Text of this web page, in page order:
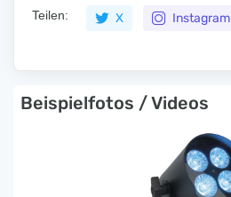
Teilen: X Instagram
Beispielfotos / Videos